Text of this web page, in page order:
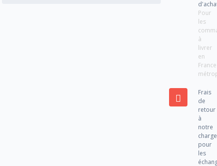
Pour
les
à
livrer
en
France
Frais
de
retour
à
notre
charge
pour
les